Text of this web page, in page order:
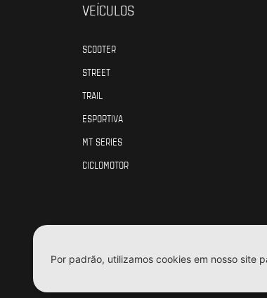
VEÍCULOS
SCOOTER
STREET
TRAIL
ESPORTIVA
MT SERIES
CICLOMOTOR